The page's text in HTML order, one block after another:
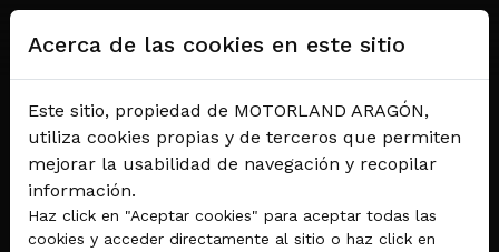
Pasar al contenido principal
Acerca de las cookies en este sitio
Este sitio, propiedad de MOTORLAND ARAGÓN,
utiliza cookies propias y de terceros que permiten
mejorar la usabilidad de navegación y recopilar
información.
Haz click en "Aceptar cookies" para aceptar todas las
cookies y acceder directamente al sitio o haz click en